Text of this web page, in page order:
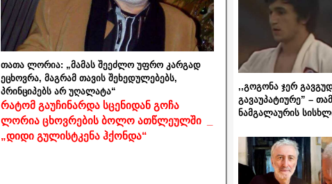
თათა ლორია: „მამას შეეძლო უფრო კარგად
ეცხოვრა, მაგრამ თავის შეხედულებებს,
პრინციპებს არ უღალატა“
რატომ გაუჩინარდა სცენიდან გოჩა
ლორია ცხოვრების ბოლო ათწლეულში _
„დიდი გულისტკენა ჰქონდა“
,,გოგონა ჯერ
გავაუპატიურე” –
ნამგალაურის